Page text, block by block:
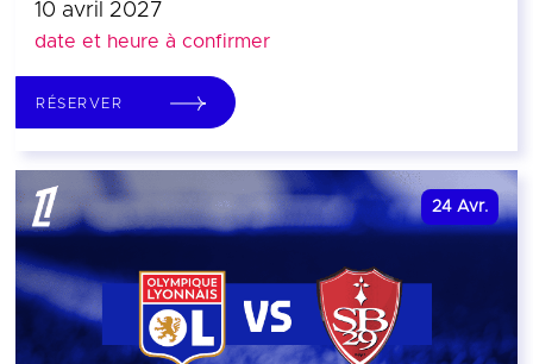
10 avril 2027
date et heure à confirmer
RÉSERVER
24 Avr.